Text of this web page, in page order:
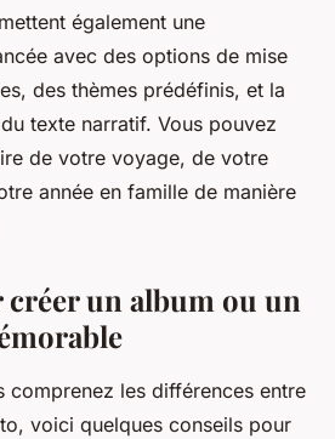
également une
avec des options de mise
des thèmes prédéfinis, et la
texte narratif. Vous pouvez
de votre voyage, de votre
année en famille de manière
un album ou un
comprenez les différences entre
voici quelques conseils pour